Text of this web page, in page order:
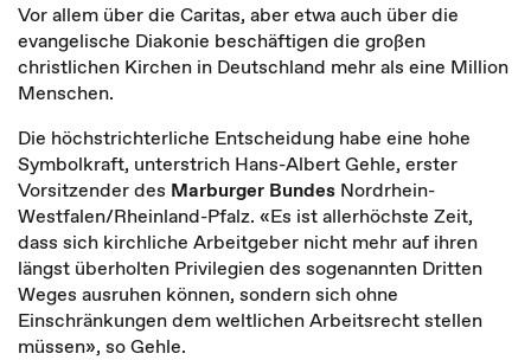
Vor allem über die Caritas, aber etwa auch über die
evangelische Diakonie beschäftigen die großen
christlichen Kirchen in Deutschland mehr als eine Million
Menschen.
Die höchstrichterliche Entscheidung habe eine hohe
Symbolkraft, unterstrich Hans-Albert Gehle, erster
Vorsitzender des Marburger Bundes Nordrhein-
Westfalen/Rheinland-Pfalz. «Es ist allerhöchste Zeit,
dass sich kirchliche Arbeitgeber nicht mehr auf ihren
längst überholten Privilegien des sogenannten Dritten
Weges ausruhen können, sondern sich ohne
Einschränkungen dem weltlichen Arbeitsrecht stellen
müssen», so Gehle.